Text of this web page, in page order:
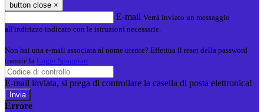
button close ×
E-mail Verrà inviato un messaggio
all'indirizzo indicato con le istruzioni necessarie.
Non hai una e-mail associata al nome utente? Effettua il reset della password
tramite la Login Spaggiari
E-mail inviata, si prega di controllare la casella di posta elettronica!
Errore